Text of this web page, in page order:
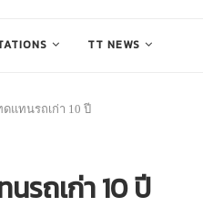
TT NEWS
แทนรถเก่า 10 ปี
รถเก่า 10 ปี